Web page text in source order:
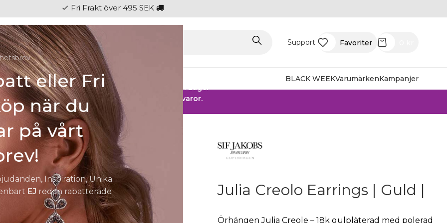
eller Fri
när du
på vårt
Inspiration, Unika
EJ redan rabatterade
check Fri Frakt över 495 SEK
Support Favoriter
RingarKlockorHerrBarnFest BLACK WEEKVarumärkenKampanjer
SMYCKENDAHLS
Rabatter på varor i Lager
25% på tusentals varor.
Julia Creolo Earrings | Guld |
Örhängen Julia Creole – 18k gulpläterad med polerad